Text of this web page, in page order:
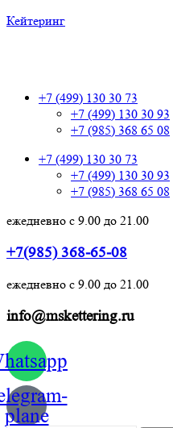
Кейтеринг
+7 (499) 130 30 73
+7 (499) 130 30 93
+7 (985) 368 65 08
+7 (499) 130 30 73
+7 (499) 130 30 93
+7 (985) 368 65 08
ежедневно с 9.00 до 21.00
+7(985) 368-65-08
ежедневно с 9.00 до 21.00
info@mskettering.ru
plane